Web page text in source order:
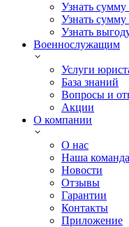
Узнать
Узнать
Узнать
Военнослужащим
Услуги
База знаний
Вопросы и
Акции
О компании
О нас
Наша команда
Новости
Отзывы
Гарантии
Контакты
Приложение